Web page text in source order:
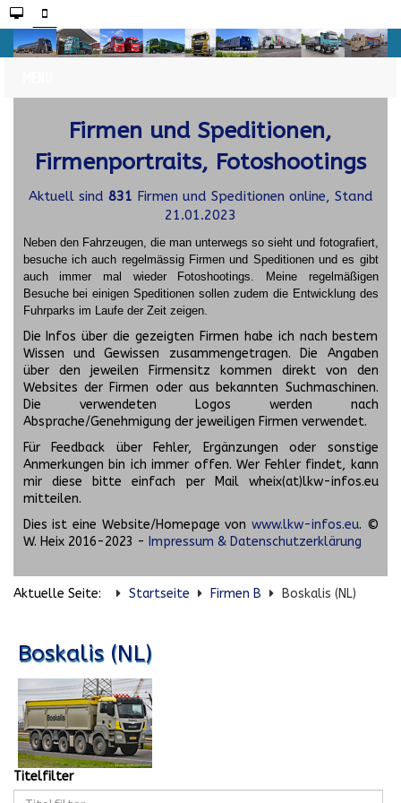
Firmen und Speditionen,
Firmenportraits, Fotoshootings
Aktuell sind 831 Firmen und Speditionen online, Stand
21.01.2023
Neben den Fahrzeugen, die man unterwegs so sieht und fotografiert,
besuche ich auch regelmässig Firmen und Speditionen und es gibt
auch immer mal wieder Fotoshootings.
Meine regelmäßigen
Besuche bei einigen Speditionen sollen zudem die Entwicklung des
Fuhrparks im Laufe der Zeit zeigen.
Die Infos über die gezeigten Firmen habe ich nach bestem
Wissen und Gewissen zusammengetragen. Die Angaben
über den jeweilen Firmensitz kommen direkt von den
Websites der Firmen oder aus bekannten Suchmaschinen.
Die verwendeten Logos werden nach
Absprache/Genehmigung der jeweiligen Firmen verwendet.
Für Feedback über Fehler, Ergänzungen oder sonstige
Anmerkungen bin ich immer offen. Wer Fehler findet, kann
mir diese bitte einfach per Mail wheix(at)lkw-infos.eu
mitteilen.
Dies ist eine Website/Homepage von www.lkw-infos.eu. ©
W. Heix 2016-2023 - Impressum & Datenschutzerklärung
Aktuelle Seite: Startseite Firmen B Boskalis (NL)
Boskalis (NL)
Titelfilter